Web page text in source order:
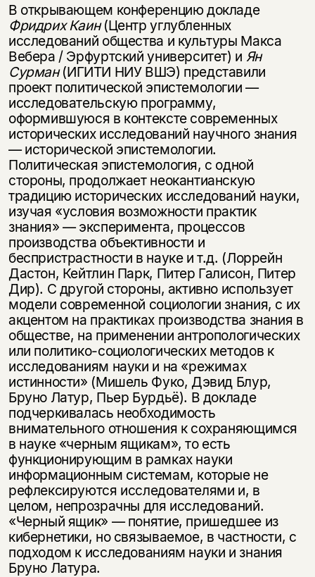
В открывающем конференцию докладе
Фридрих Каин(Центр углубленных
исследований общества и культуры Макса
Вебера / Эрфуртский университет) и Ян
Сурман(ИГИТИ НИУ ВШЭ) представили
проект политической эпистемологии —
исследовательскую программу,
оформившуюся в контексте современных
исторических исследований научного знания
— исторической эпистемологии.
Политическая эпистемология, с одной
стороны, продолжает неокантианскую
традицию исторических исследований науки,
изучая «условия возможности практик
знания» — эксперимента, процессов
производства объективности и
беспристрастности в науке и т.д. (Лоррейн
Дастон, Кейтлин Парк, Питер Галисон, Питер
Дир). С другой стороны, активно использует
модели современной социологии знания, с их
акцентом на практиках производства знания в
обществе, на применении антропологических
или политико-социологических методов к
исследованиям науки и на «режимах
истинности» (Мишель Фуко, Дэвид Блур,
Бруно Латур, Пьер Бурдьё). В докладе
подчеркивалась необходимость
внимательного отношения к сохраняющимся
в науке «черным ящикам», то есть
функционирующим в рамках науки
информационным системам, которые не
рефлексируются исследователями и, в
целом, непрозрачны для исследований.
«Черный ящик» — понятие, пришедшее из
кибернетики, но связываемое, в частности, с
подходом к исследованиям науки и знания
Бруно Латура.